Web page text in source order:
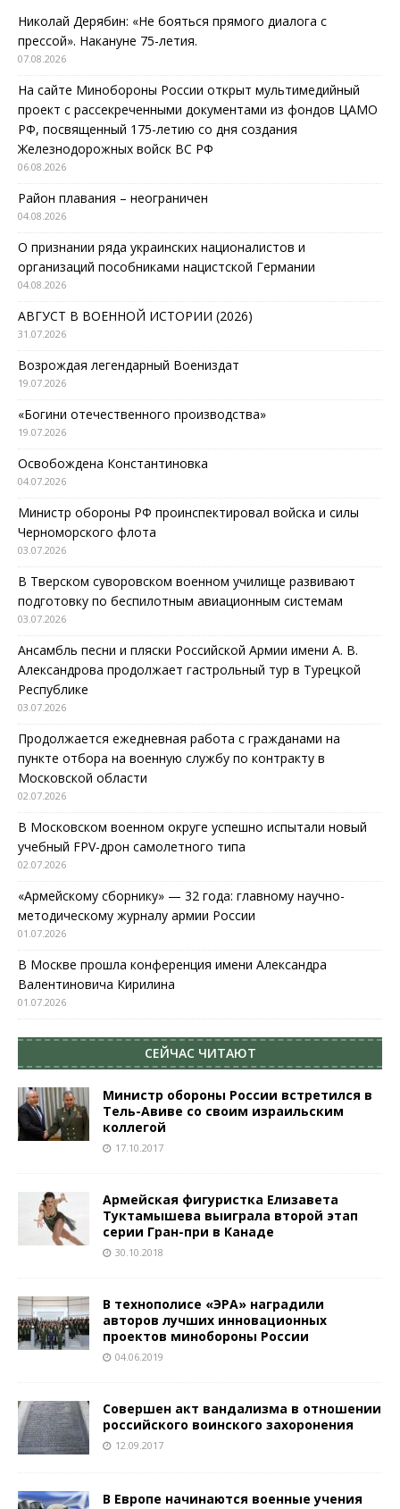
Николай Дерябин: «Не бояться прямого диалога с
прессой». Накануне 75-летия.
07.08.2026
На сайте Минобороны России открыт мультимедийный
проект с рассекреченными документами из фондов ЦАМО
РФ, посвященный 175-летию со дня создания
Железнодорожных войск ВС РФ
06.08.2026
Район плавания – неограничен
04.08.2026
О признании ряда украинских националистов и
организаций пособниками нацистской Германии
04.08.2026
АВГУСТ В ВОЕННОЙ ИСТОРИИ (2026)
31.07.2026
Возрождая легендарный Воениздат
19.07.2026
«Богини отечественного производства»
19.07.2026
Освобождена Константиновка
04.07.2026
Министр обороны РФ проинспектировал войска и силы
Черноморского флота
03.07.2026
В Тверском суворовском военном училище развивают
подготовку по беспилотным авиационным системам
03.07.2026
Ансамбль песни и пляски Российской Армии имени А. В.
Александрова продолжает гастрольный тур в Турецкой
Республике
03.07.2026
Продолжается ежедневная работа с гражданами на
пункте отбора на военную службу по контракту в
Московской области
02.07.2026
В Московском военном округе успешно испытали новый
учебный FPV-дрон самолетного типа
02.07.2026
«Армейскому сборнику» — 32 года: главному научно-
методическому журналу армии России
01.07.2026
В Москве прошла конференция имени Александра
Валентиновича Кирилина
01.07.2026
СЕЙЧАС ЧИТАЮТ
Министр обороны России встретился в
Тель-Авиве со своим израильским
коллегой
17.10.2017
Армейская фигуристка Елизавета
Туктамышева выиграла второй этап
серии Гран-при в Канаде
30.10.2018
В технополисе «ЭРА» наградили
авторов лучших инновационных
проектов минобороны России
04.06.2019
Cовершен акт вандализма в отношении
российского воинского захоронения
12.09.2017
В Европе начинаются военные учения